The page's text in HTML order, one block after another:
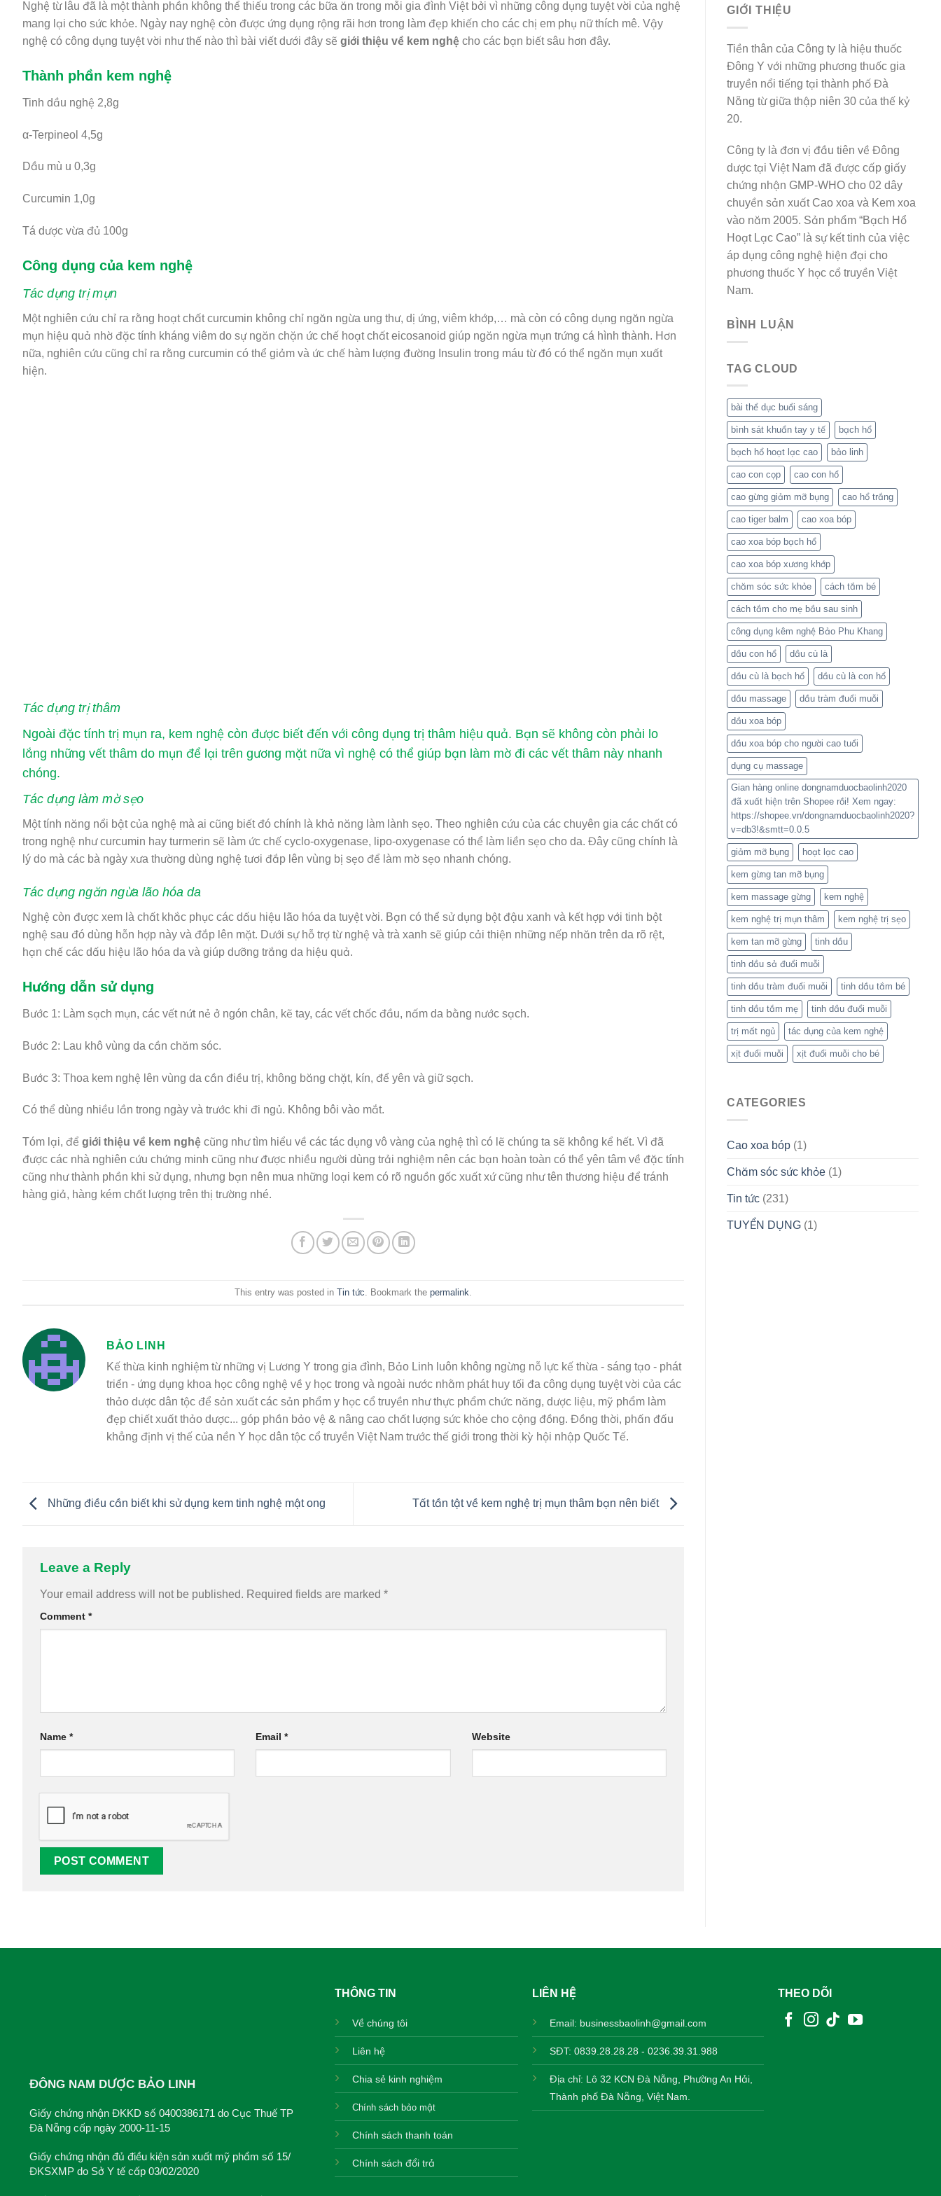
Nghệ từ lâu đã là một thành phần không thể thiếu trong các bữa ăn trong mỗi gia đình Việt bởi vì những công dụng tuyệt vời của nghệ
mang lại cho sức khỏe. Ngày nay nghệ còn được ứng dụng rộng rãi hơn trong làm đẹp khiến cho các chị em phụ nữ thích mê. Vậy
nghệ có công dụng tuyệt vời như thế nào thì bài viết dưới đây sẽ giới thiệu về kem nghệ cho các bạn biết sâu hơn đây.
Thành phần kem nghệ
Tinh dầu nghệ 2,8g
α-Terpineol 4,5g
Dầu mù u 0,3g
Curcumin 1,0g
Tá dược vừa đủ 100g
Công dụng của kem nghệ
Tác dụng trị mụn
Một nghiên cứu chỉ ra rằng hoạt chất curcumin không chỉ ngăn ngừa ung thư, dị ứng, viêm khớp,… mà còn có công dụng ngăn ngừa
mụn hiệu quả nhờ đặc tính kháng viêm do sự ngăn chặn ức chế hoạt chất eicosanoid giúp ngăn ngừa mụn trứng cá hình thành. Hơn
nữa, nghiên cứu cũng chỉ ra rằng curcumin có thể giảm và ức chế hàm lượng đường Insulin trong máu từ đó có thể ngăn mụn xuất
hiện.
Tác dụng trị thâm
Ngoài đặc tính trị mụn ra, kem nghệ còn được biết đến với công dụng trị thâm hiệu quả. Bạn sẽ không còn phải lo
lắng những vết thâm do mụn để lại trên gương mặt nữa vì nghệ có thể giúp bạn làm mờ đi các vết thâm này nhanh
chóng.
Tác dụng làm mờ sẹo
Một tính năng nổi bật của nghệ mà ai cũng biết đó chính là khả năng làm lành sẹo. Theo nghiên cứu của các chuyên gia các chất có
trong nghệ như curcumin hay turmerin sẽ làm ức chế cyclo-oxygenase, lipo-oxygenase có thể làm liền sẹo cho da. Đây cũng chính là
lý do mà các bà ngày xưa thường dùng nghệ tươi đắp lên vùng bị sẹo để làm mờ sẹo nhanh chóng.
Tác dụng ngăn ngừa lão hóa da
Nghệ còn được xem là chất khắc phục các dấu hiệu lão hóa da tuyệt vời. Bạn có thể sử dụng bột đậu xanh và kết hợp với tinh bột
nghệ sau đó dùng hỗn hợp này và đắp lên mặt. Dưới sự hỗ trợ từ nghệ và trà xanh sẽ giúp cải thiện những nếp nhăn trên da rõ rệt,
hạn chế các dấu hiệu lão hóa da và giúp dưỡng trắng da hiệu quả.
Hướng dẫn sử dụng
Bước 1: Làm sạch mụn, các vết nứt nẻ ở ngón chân, kẽ tay, các vết chốc đầu, nấm da bằng nước sạch.
Bước 2: Lau khô vùng da cần chăm sóc.
Bước 3: Thoa kem nghệ lên vùng da cần điều trị, không băng chặt, kín, để yên và giữ sạch.
Có thể dùng nhiều lần trong ngày và trước khi đi ngủ. Không bôi vào mắt.
Tóm lại, để giới thiệu về kem nghệ cũng như tìm hiểu về các tác dụng vô vàng của nghệ thì có lẽ chúng ta sẽ không kể hết. Vì đã
được các nhà nghiên cứu chứng minh cũng như được nhiều người dùng trải nghiệm nên các bạn hoàn toàn có thể yên tâm về đặc tính
cũng như thành phần khi sử dụng, nhưng bạn nên mua những loại kem có rõ nguồn gốc xuất xứ cũng như tên thương hiệu để tránh
hàng giả, hàng kém chất lượng trên thị trường nhé.
This entry was posted in Tin tức . Bookmark the permalink
BẢO LINH
Kế thừa kinh nghiệm từ những vị Lương Y trong gia đình, Bảo Linh luôn không ngừng nỗ lực kế thừa - sáng tạo - phát
triển - ứng dụng khoa học công nghệ về y học trong và ngoài nước nhằm phát huy tối đa công dụng tuyệt vời của các
thảo dược dân tộc để sản xuất các sản phẩm y học cổ truyền như thực phẩm chức năng, dược liệu, mỹ phẩm làm
đẹp chiết xuất thảo dược... góp phần bảo vệ & nâng cao chất lượng sức khỏe cho cộng đồng. Đồng thời, phấn đấu
khẳng định vị thế của nền Y học dân tộc cổ truyền Việt Nam trước thế giới trong thời kỳ hội nhập Quốc Tế.
Những điều cần biết khi sử dụng kem tinh nghệ mật ong Tất tần tật về kem nghệ trị mụn thâm bạn nên biết
Leave a Reply
Your email address will not be published. Required fields are marked *
Comment *
Name * Email* Website
Alternative:
GIỚI THIỆU
Tiền thân của Công ty là hiệu thuốc
Đông Y với những phương thuốc gia
truyền nổi tiếng tại thành phố Đà
Nẵng từ giữa thập niên 30 của thế kỷ
20.
Công ty là đơn vị đầu tiên về Đông
dược tại Việt Nam đã được cấp giấy
chứng nhận GMP-WHO cho 02 dây
chuyền sản xuất Cao xoa và Kem xoa
vào năm 2005. Sản phẩm “Bạch Hổ
Hoạt Lạc Cao” là sự kết tinh của việc
áp dụng công nghệ hiện đại cho
phương thuốc Y học cổ truyền Việt
Nam.
BÌNH LUẬN
TAG CLOUD
bài thể dục buổi sáng
bình sát khuẩn tay y tế bạch hổ
bạch hổ hoạt lạc cao bảo linh
cao con cọp cao con hổ
cao gừng giảm mỡ bụng cao hổ trắng
cao tiger balm cao xoa bóp
cao xoa bóp bạch hổ
cao xoa bóp xương khớp
chăm sóc sức khỏe cách tắm bé
cách tắm cho mẹ bầu sau sinh
công dụng kêm nghệ Bảo Phu Khang
dầu con hổ dầu cù là
dầu cù là bạch hổ dầu cù là con hổ
dầu massage dầu tràm đuổi muỗi
dầu xoa bóp
dầu xoa bóp cho người cao tuổi
dụng cụ massage
Gian hàng online dongnamduocbaolinh2020
đã xuất hiện trên Shopee rồi! Xem ngay:
https://shopee.vn/dongnamduocbaolinh2020?
v=db3!&smtt=0.0.5
giảm mỡ bụng hoạt lạc cao
kem gừng tan mỡ bụng
kem massage gừng kem nghệ
kem nghệ trị mụn thâm kem nghệ trị sẹo
kem tan mỡ gừng tinh dầu
tinh dầu sả đuổi muỗi
tinh dầu tràm đuổi muỗi tinh dầu tắm bé
tinh dầu tắm mẹ tinh dầu đuổi muỗi
trị mất ngủ tác dụng của kem nghệ
xịt đuổi muỗi xịt đuổi muỗi cho bé
CATEGORIES
Cao xoa bóp (1)
Chăm sóc sức khỏe (1)
Tin tức (231)
TUYỂN DỤNG (1)
ĐÔNG NAM DƯỢC BẢO LINH
Giấy chứng nhận ĐKKD số 0400386171 do Cục Thuế TP
Đà Nẵng cấp ngày 2000-11-15
Giấy chứng nhận đủ điều kiện sản xuất mỹ phẩm số 15/
ĐKSXMP do Sở Y tế cấp 03/02/2020
THÔNG TIN
Về chúng tôi
Liên hệ
Chia sẻ kinh nghiệm
Chính sách bảo mật
Chính sách thanh toán
Chính sách đổi trả
LIÊN HỆ
Email: businessbaolinh@gmail.com
SĐT: 0839.28.28.28 - 0236.39.31.988
Địa chỉ: Lô 32 KCN Đà Nẵng, Phường An Hải,
Thành phố Đà Nẵng, Việt Nam.
THEO DÕI